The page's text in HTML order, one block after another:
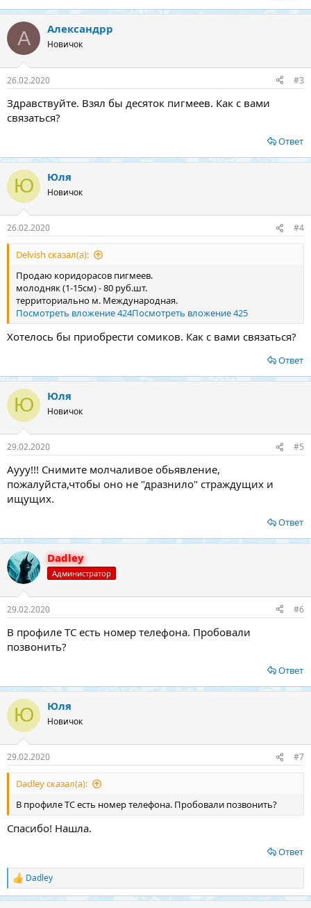
А Александрр
Новичок
26.02.2020 #3
Здравствуйте. Взял бы десяток пигмеев. Как с вами
связаться?
Ответ
Ю Юля
Новичок
26.02.2020 #4
Delvish сказал(а):
Продаю коридорасов пигмеев.
молодняк (1-15см) - 80 руб.шт.
территориально м. Международная.
Посмотреть вложение 424Посмотреть вложение 425
Хотелось бы приобрести сомиков. Как с вами связаться?
Ответ
Ю Юля
Новичок
29.02.2020 #5
Аууу!!! Снимите молчаливое обьявление,
пожалуйста,чтобы оно не "дразнило" страждущих и
ищущих.
Ответ
Dadley
Администратор
29.02.2020 #6
В профиле ТС есть номер телефона. Пробовали
позвонить?
Ответ
Ю Юля
Новичок
29.02.2020 #7
Dadley сказал(а):
В профиле ТС есть номер телефона. Пробовали позвонить?
Спасибо! Нашла.
Ответ
Р
е
а
Dadley